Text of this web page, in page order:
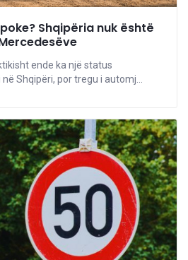
Shqipëria nuk është
ende ka një status
Shqipëri, por tregu i automj...